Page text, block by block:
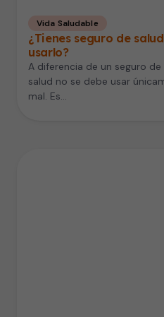
Vida Saludable
¿Tienes seguro de
usarlo?
A diferencia de un seguro
salud no se debe usar
mal. Es…